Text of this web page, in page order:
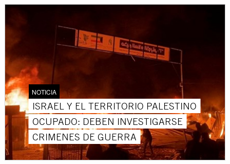
NOTICIA
ISRAEL Y EL TERRITORIO PALESTINO
OCUPADO: DEBEN INVESTIGARSE
CRIMENES DE GUERRA